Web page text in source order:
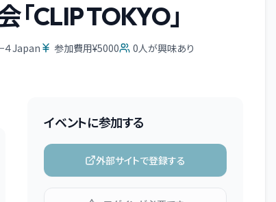
CLIP TOKYO」
４Japan 参加費用¥5000 0人が興味あり
イベントに参加する
外部サイトで登録する